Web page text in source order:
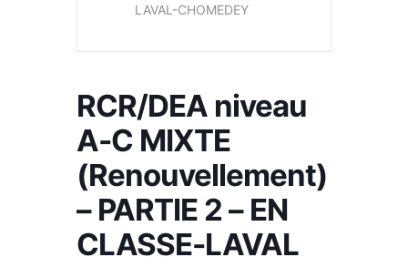
LAVAL-CHOMEDEY
RCR/DEA niveau
A-C MIXTE
(Renouvellement)
– PARTIE 2 – EN
CLASSE-LAVAL